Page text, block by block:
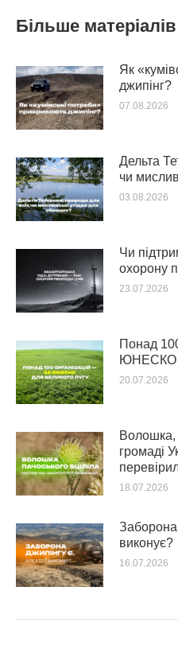
Більше матеріалів
Як
джипінг?
07.08.2026
Дельта
чи
03.08.2026
Чи
охорону
23.07.2026
Понад
ЮНЕСКО
20.07.2026
Волошка,
громаді
18.07.2026
Заборона
виконує?
16.07.2026